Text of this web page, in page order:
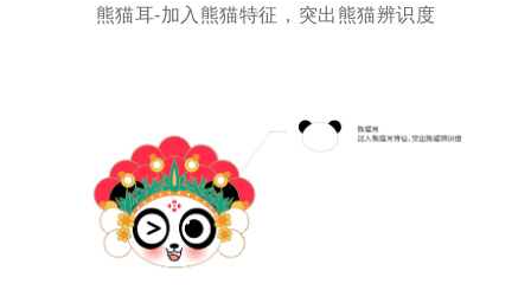
熊猫耳-加入熊猫特征，突出熊猫辨识度